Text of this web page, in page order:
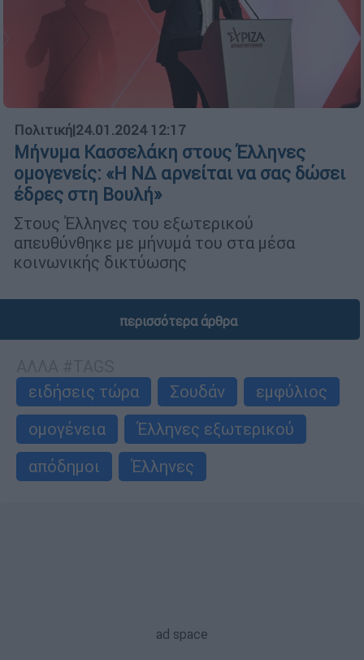
Πολιτική|24.01.2024 12:17
Μήνυμα Κασσελάκη στους Έλληνες
ομογενείς: «Η ΝΔ αρνείται να σας δώσει
έδρες στη Βουλή»
Στους Έλληνες του εξωτερικού
απευθύνθηκε με μήνυμά του στα μέσα
κοινωνικής δικτύωσης
περισσότερα άρθρα
ειδήσεις τώρα
Σουδάν
εμφύλιος
ομογένεια
Έλληνες εξωτερικού
απόδημοι
Έλληνες